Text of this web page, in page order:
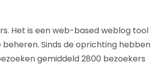
Het is een web-based weblog tool
Sinds de oprichting hebben
gemiddeld 2800 bezoekers